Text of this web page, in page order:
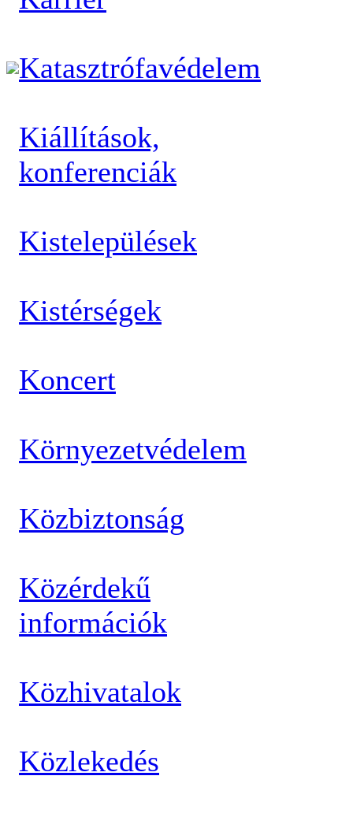
Katasztrófavédelem
Kiállítások,
konferenciák
Kistelepülések
Kistérségek
Koncert
Környezetvédelem
Közbiztonság
Közérdekű
információk
Közhivatalok
Közlekedés